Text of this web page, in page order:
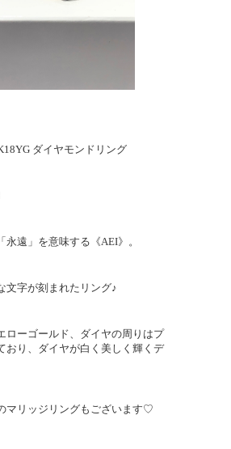
ダイヤモンドリング
永遠」を意味する《AEI》。
文字が刻まれたリング♪
ローゴールド、ダイヤの周りはプ
おり、ダイヤが白く美しく輝くデ
マリッジリングもございます♡